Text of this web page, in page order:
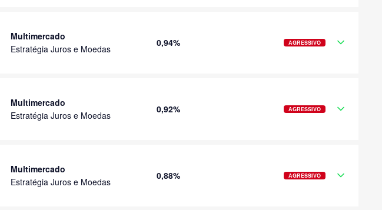
Multimercado
Estratégia Juros e Moedas
0,94% AGRESSIVO
Multimercado
Estratégia Juros e Moedas
0,92% AGRESSIVO
Multimercado
Estratégia Juros e Moedas
0,88% AGRESSIVO